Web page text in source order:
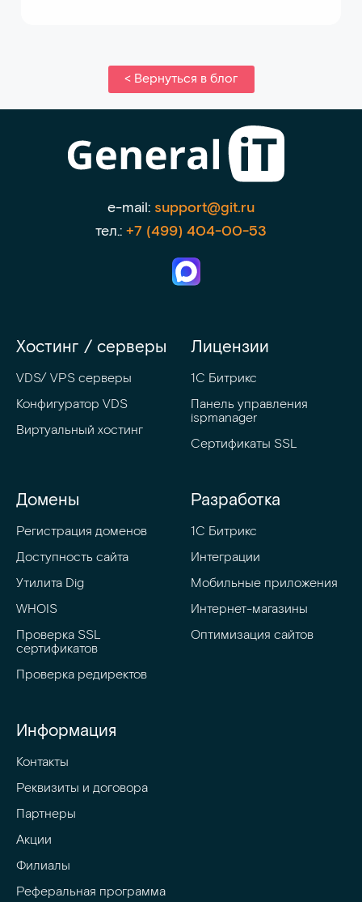
< Вернуться в блог
e-mail: support@git.ru
тел.: +7 (499) 404-00-53
Хостинг / серверы
VDS/ VPS серверы
Конфигуратор VDS
Виртуальный хостинг
Лицензии
1С Битрикс
Панель управления
ispmanager
Сертификаты SSL
Домены
Регистрация доменов
Доступность сайта
Утилита Dig
WHOIS
Проверка SSL
сертификатов
Проверка редиректов
Разработка
1C Битрикс
Интеграции
Мобильные приложения
Интернет-магазины
Оптимизация сайтов
Информация
Контакты
Реквизиты и договора
Партнеры
Акции
Филиалы
Реферальная программа